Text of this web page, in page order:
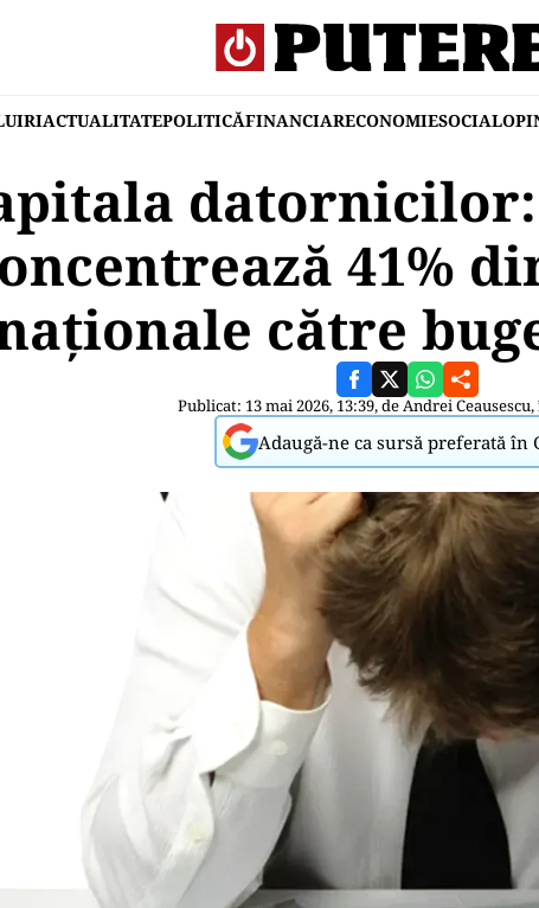
ACTUALITATEPOLITICĂFINANCIARECONOMIESOCIAL
41%
către
Publicat: 13 mai 2026, 13:39, deAndrei Ceausescu,
Adaugă-ne ca sursă preferată în